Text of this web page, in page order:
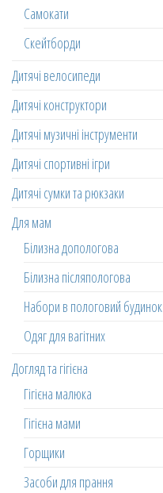
Самокати
Скейтборди
Дитячі велосипеди
Дитячі конструктори
Дитячі музичні інструменти
Дитячі спортивні ігри
Дитячі сумки та рюкзаки
Для мам
Білизна допологова
Білизна післяпологова
Набори в пологовий будинок
Одяг для вагітних
Догляд та гігієна
Гігієна малюка
Гігієна мами
Горщики
Засоби для прання